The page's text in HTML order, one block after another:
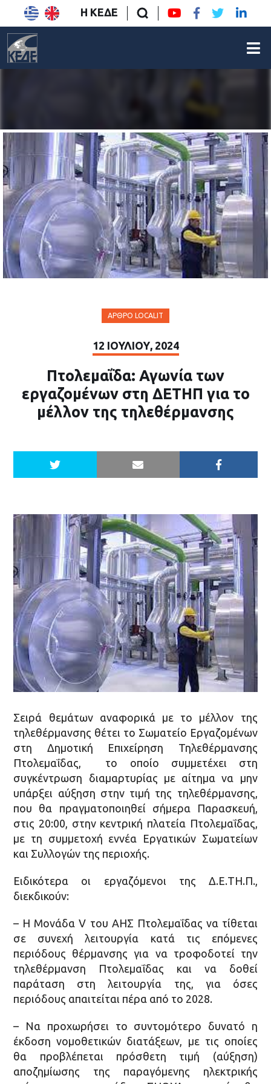
Η ΚΕΔΕ
ΆΡΘΡΟ LOCALIT
12 ΙΟΥΛΊΟΥ, 2024
Πτολεμαΐδα: Αγωνία των
εργαζομένων στη ΔΕΤΗΠ για το
μέλλον της τηλεθέρμανσης
Σειρά θεμάτων αναφορικά με το μέλλον της
τηλεθέρμανσης θέτει το Σωματείο Εργαζομένων
στη Δημοτική Επιχείρηση Τηλεθέρμανσης
Πτολεμαΐδας, το οποίο συμμετέχει στη
συγκέντρωση διαμαρτυρίας με αίτημα να μην
υπάρξει αύξηση στην τιμή της τηλεθέρμανσης,
που θα πραγματοποιηθεί σήμερα Παρασκευή,
στις 20:00, στην κεντρική πλατεία Πτολεμαΐδας,
με τη συμμετοχή εννέα Εργατικών Σωματείων
και Συλλογών της περιοχής.
Ειδικότερα οι εργαζόμενοι της Δ.Ε.ΤΗ.Π.,
διεκδικούν:
– Η Μονάδα V του ΑΗΣ Πτολεμαΐδας να τίθεται
σε συνεχή λειτουργία κατά τις επόμενες
περιόδους θέρμανσης για να τροφοδοτεί την
τηλεθέρμανση Πτολεμαΐδας και να δοθεί
παράταση στη λειτουργία της, για όσες
περιόδους απαιτείται πέρα από το 2028.
– Να προχωρήσει το συντομότερο δυνατό η
έκδοση νομοθετικών διατάξεων, με τις οποίες
θα προβλέπεται πρόσθετη τιμή (αύξηση)
αποζημίωσης της παραγόμενης ηλεκτρικής